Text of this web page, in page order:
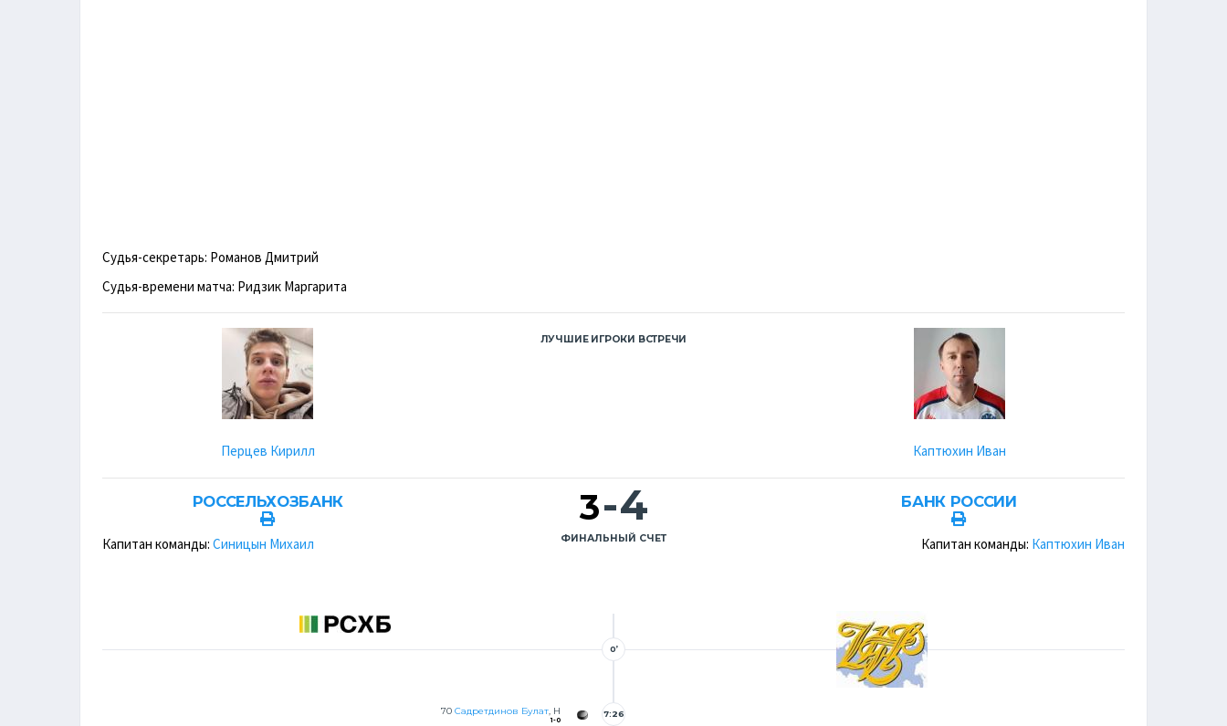
Судья-секретарь: Романов Дмитрий
Судья-времени матча: Ридзик Маргарита
Перцев Кирилл
ЛУЧШИЕ ИГРОКИ ВСТРЕЧИ
Каптюхин Иван
РОССЕЛЬХОЗБАНК
Капитан команды: Синицын Михаил
3-4
ФИНАЛЬНЫЙ СЧЕТ
БАНК РОССИИ
Капитан команды: Каптюхин Иван
0’
70 Садретдинов Булат, Н
1-0
7:26